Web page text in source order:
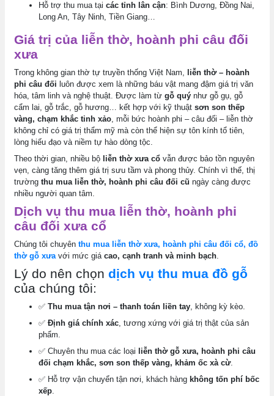
Hỗ trợ thu mua tại các tỉnh lân cận: Bình Dương, Đồng Nai,
Long An, Tây Ninh, Tiền Giang…
Giá trị của liễn thờ, hoành phi câu đối
xưa
Trong không gian thờ tự truyền thống Việt Nam,
liễn thờ – hoành
phi câu đối luôn được xem là những báu vật mang đậm giá trị văn
hóa, tâm linh và nghệ thuật. Được làm từ gỗ quý như gỗ gụ, gỗ
cẩm lai, gỗ trắc, gỗ hương… kết hợp với kỹ thuật sơn son thếp
vàng, chạm khắc tinh xảo, mỗi bức hoành phi – câu đối – liễn thờ
không chỉ có giá trị thẩm mỹ mà còn thể hiện sự tôn kính tổ tiên,
lòng hiếu đạo và niềm tự hào dòng tộc.
Theo thời gian, nhiều bộ liễn thờ xưa cổ vẫn được bảo tồn nguyên
vẹn, càng tăng thêm giá trị sưu tầm và phong thủy. Chính vì thế, thị
trường thu mua liễn thờ, hoành phi câu đối cũ ngày càng được
nhiều người quan tâm.
Dịch vụ thu mua liễn thờ, hoành phi
câu đối xưa cổ
Chúng tôi chuyên thu mua liễn thờ xưa, hoành phi câu đối cổ, đồ
thờ gỗ xưavới mức giá cao, cạnh tranh và minh bạch.
Lý do nên chọn dịch vụ thu mua đồ gỗ
của chúng tôi:
✅ Thu mua tận nơi – thanh toán liền tay, không kỳ kèo.
✅ Định giá chính xác, tương xứng với giá trị thật của sản
phẩm.
✅ Chuyên thu mua các loại
liễn thờ gỗ xưa, hoành phi câu
đối chạm khắc, sơn son thếp vàng, khảm ốc xà cừ.
✅ Hỗ trợ vận chuyển tận nơi, khách hàng không tốn phí bốc
xếp.